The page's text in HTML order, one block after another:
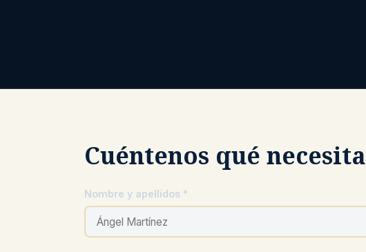
Cuéntenos qué necesita
Nombre y apellidos *